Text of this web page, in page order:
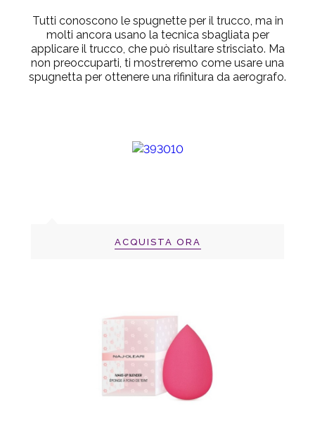
Tutti conoscono le spugnette per il trucco, ma in
molti ancora usano la tecnica sbagliata per
applicare il trucco, che può risultare strisciato. Ma
non preoccuparti, ti mostreremo come usare una
spugnetta per ottenere una rifinitura da aerografo.
ACQUISTA ORA